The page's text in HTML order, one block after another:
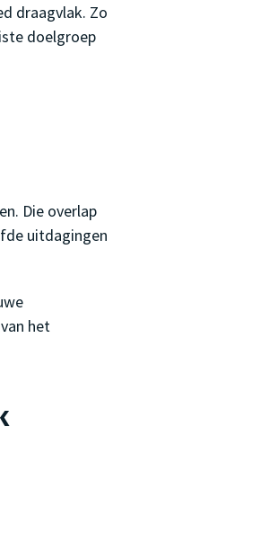
draagvlak. Zo
doelgroep
Die overlap
uitdagingen
het